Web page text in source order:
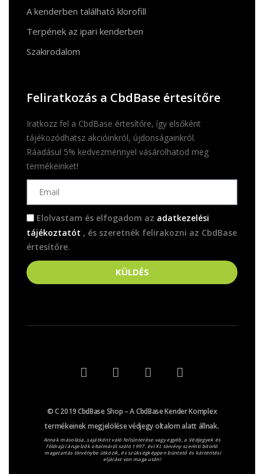
A kenderben található klorofill
Terpének az ipari kenderben
Szakirodalom
Feliratkozás a CbdBase értesítőre
Iratkozz fel a CbdBase értesítőre, így elsőként
tájékozódhatsz akcióinkról, újdonságainkról.
Ráadásul 5% kedvezménnyel vásárolhatod meg
termékeinket!
Elolvastam és elfogadom az adatkezelési
tájékoztatót , és szeretnék felirakozni az CbdBase
értesítőre.
KÜLDÉS
© C 2019 CbdBase Shop – A CbdBase Kender Komplex
termékeinek megjelölése védjegy oltalom alatt állnak.
Annak másolása, sajátként való feltüntetése vagy egyéb, a Védjegyek és
földrajzi árujelzők oltalmáról szóló 1997. évi XI. törvény szerinti bitorló
magatartás törvénybe ütközik, és szükségképpen büntető és kártérítési
eljárást von maga után!